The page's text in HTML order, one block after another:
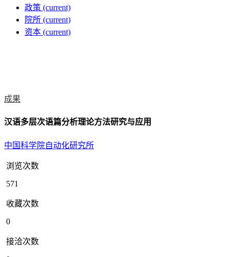
政策 (current)
院所 (current)
资本 (current)
成果
汉语多层次语篇分析理论方法研究与应用
中国科学院自动化研究所
浏览次数
571
收藏次数
0
接洽次数